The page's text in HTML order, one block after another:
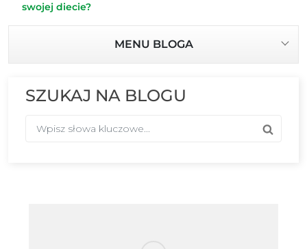
swojej diecie?
MENU BLOGA
SZUKAJ NA BLOGU